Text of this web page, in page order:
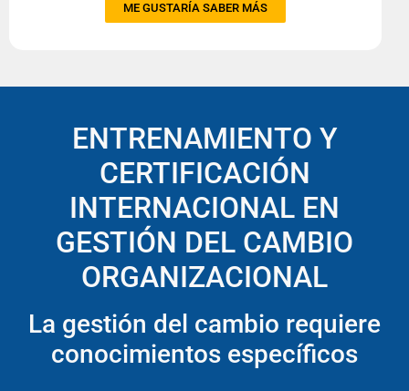
ME GUSTARÍA SABER MÁS
ENTRENAMIENTO Y
CERTIFICACIÓN
INTERNACIONAL EN
GESTIÓN DEL CAMBIO
ORGANIZACIONAL
La gestión del cambio requiere
conocimientos específicos